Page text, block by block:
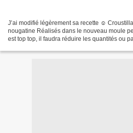
J’ai modifié légèrement sa recette ☺️
nougatine Réalisés dans le nouveau moule
est top top, il faudra réduire les quantités ou